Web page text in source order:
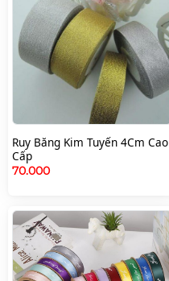
Ruy Băng Kim Tuyến 4Cm Cao
Cấp
70.000